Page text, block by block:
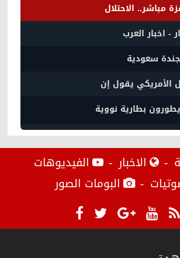
مباشر.. الاحتلال
- اخبار العرب
الأمريكي يقول إن
بطارية نووية
الاخبار
الفيديوهات
البومات الصور